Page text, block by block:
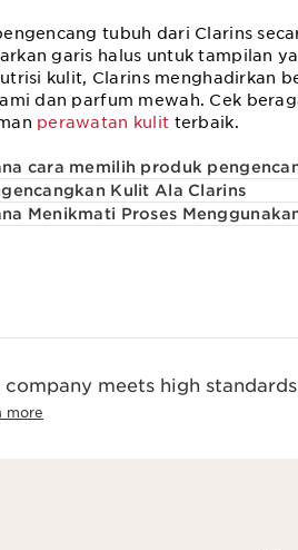
tubuh dari Clarins
garis halus untuk tampilan
kulit, Clarins menghadirkan
dan parfum mewah. Cek
perawatan kulit terbaik.
cara memilih produk
Kulit Ala Clarins
Menikmati Proses
company meets high
more